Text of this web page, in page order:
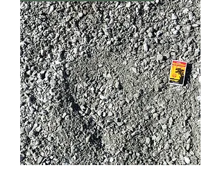
,
0
0
k
r
p
e
r
1
0
0
0
K
i